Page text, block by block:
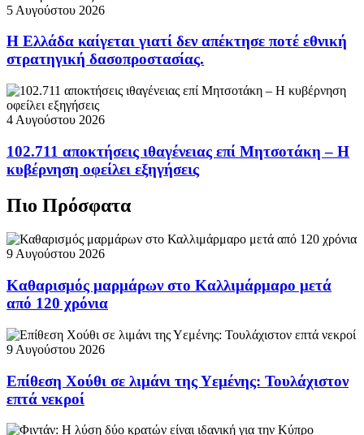
5 Αυγούστου 2026
Η Ελλάδα καίγεται γιατί δεν απέκτησε ποτέ εθνική
στρατηγική δασοπροστασίας.
4 Αυγούστου 2026
102.711 αποκτήσεις ιθαγένειας επί Μητσοτάκη – Η
κυβέρνηση οφείλει εξηγήσεις
Πιο Πρόσφατα
9 Αυγούστου 2026
Καθαρισμός μαρμάρων στο Καλλιμάρμαρο μετά
από 120 χρόνια
9 Αυγούστου 2026
Επίθεση Χούθι σε λιμάνι της Υεμένης: Τουλάχιστον
επτά νεκροί